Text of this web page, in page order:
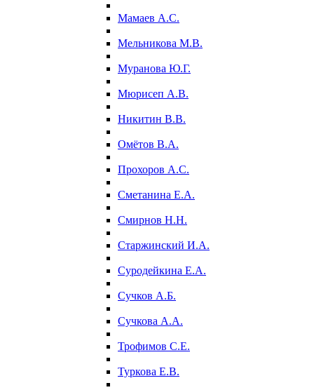
Мамаев А.С.
Мельникова М.В.
Муранова Ю.Г.
Мюрисеп А.В.
Никитин В.В.
Омётов В.А.
Прохоров А.С.
Сметанина Е.А.
Смирнов Н.Н.
Старжинский И.А.
Суродейкина Е.А.
Сучков А.Б.
Сучкова А.А.
Трофимов С.Е.
Туркова Е.В.